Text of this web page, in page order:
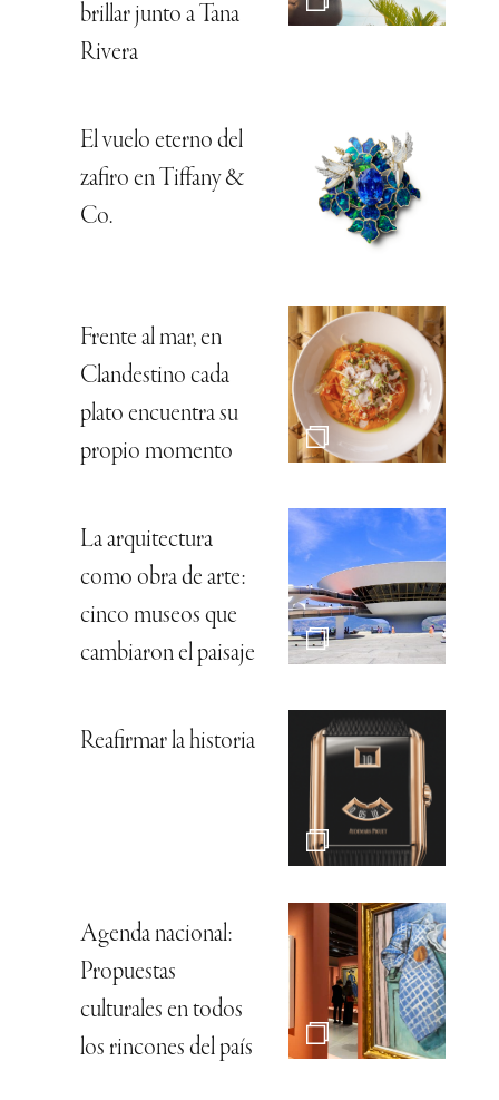
brillar junto a Tana
Rivera
El vuelo eterno del
zafiro en Tiffany &
Co.
Frente al mar, en
Clandestino cada
plato encuentra su
propio momento
La arquitectura
como obra de arte:
cinco museos que
cambiaron el paisaje
Reafirmar la historia
Agenda nacional:
Propuestas
culturales en todos
los rincones del país